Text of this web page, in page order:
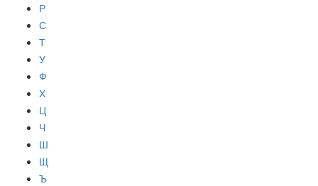
Р
С
Т
У
Ф
Х
Ц
Ч
Ш
Щ
Ъ